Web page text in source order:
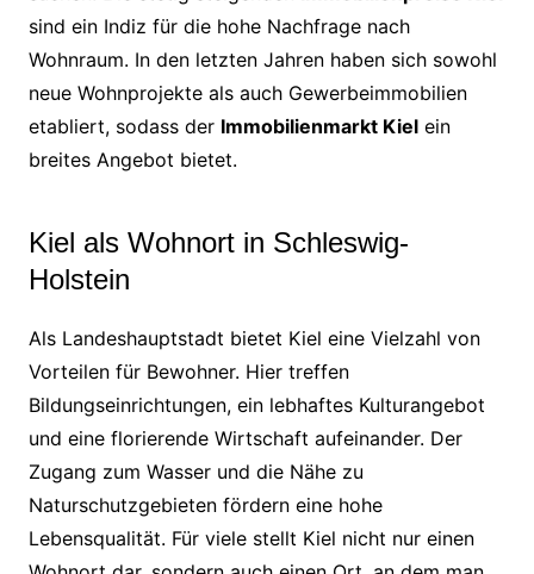
sind ein Indiz für die hohe Nachfrage nach
Wohnraum. In den letzten Jahren haben sich sowohl
neue Wohnprojekte als auch Gewerbeimmobilien
etabliert, sodass der Immobilienmarkt Kielein
breites Angebot bietet.
Kiel als Wohnort in Schleswig-
Holstein
Als Landeshauptstadt bietet Kiel eine Vielzahl von
Vorteilen für Bewohner. Hier treffen
Bildungseinrichtungen, ein lebhaftes Kulturangebot
und eine florierende Wirtschaft aufeinander. Der
Zugang zum Wasser und die Nähe zu
Naturschutzgebieten fördern eine hohe
Lebensqualität. Für viele stellt Kiel nicht nur einen